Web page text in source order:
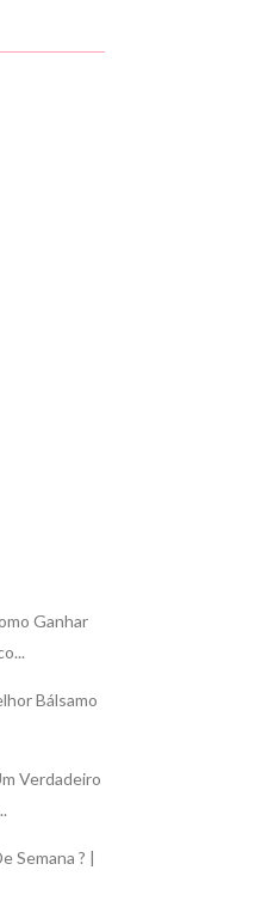
Ganhar
Bálsamo
Verdadeiro
Semana ? |